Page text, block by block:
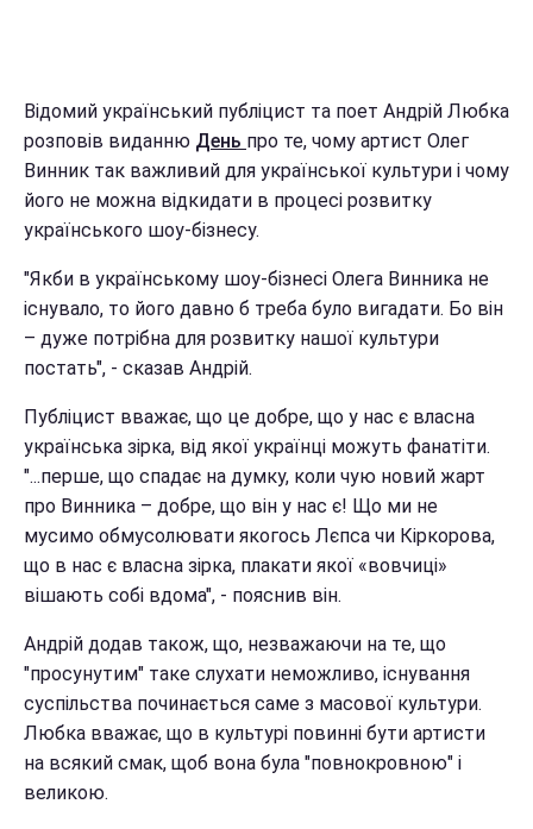
Відомий український публіцист та поет Андрій Любка
розповів виданню День про те, чому артист Олег
Винник так важливий для української культури і чому
його не можна відкидати в процесі розвитку
українського шоу-бізнесу.
"Якби в українському шоу-бізнесі Олега Винника не
існувало, то його давно б треба було вигадати. Бо він
– дуже потрібна для розвитку нашої культури
постать", - сказав Андрій.
Публіцист вважає, що це добре, що у нас є власна
українська зірка, від якої українці можуть фанатіти.
"...перше, що спадає на думку, коли чую новий жарт
про Винника – добре, що він у нас є! Що ми не
мусимо обмусолювати якогось Лєпса чи Кіркорова,
що в нас є власна зірка, плакати якої «вовчиці»
вішають собі вдома", - пояснив він.
Андрій додав також, що, незважаючи на те, що
"просунутим" таке слухати неможливо, існування
суспільства починається саме з масової культури.
Любка вважає, що в культурі повинні бути артисти
на всякий смак, щоб вона була "повнокровною" і
великою.